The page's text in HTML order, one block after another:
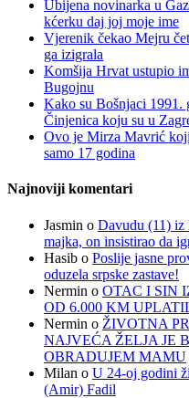
Ubijena novinarka u
kćerku daj joj moje ime
Vjerenik čekao Mejru
ga izigrala
Komšija Hrvat ustupio
Bugojnu
Kako su Bošnjaci 1991.
Činjenica koju su u
Ovo je Mirza Mavrić
samo 17 godina
Najnoviji komentari
Jasmin o Davudu (11) iz
majka, on insistirao da
Hasib o Poslije jasne
oduzela srpske zastave!
Nermin o OTAC I SIN
OD 6.000 KM
Nermin o ŽIVOTNA
NAJVEĆA ŽELJA JE
OBRADUJEM MAMU
Milan o U 24-oj godini
(Amir) Fadil